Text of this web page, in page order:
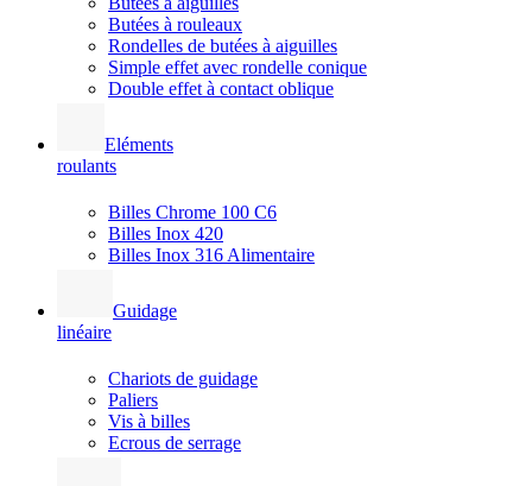
Butées à rouleaux
Rondelles de butées à aiguilles
Simple effet avec rondelle conique
Double effet à contact oblique
Eléments
roulants
Billes Chrome 100 C6
Billes Inox 420
Billes Inox 316 Alimentaire
Guidage
linéaire
Chariots de guidage
Paliers
Vis à billes
Ecrous de serrage